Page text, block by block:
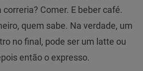
Comer. E beber café.
quem sabe. Na verdade, um
no final, pode ser um latte ou
então o expresso.